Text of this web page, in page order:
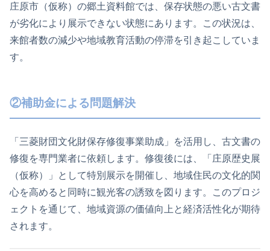
庄原市（仮称）の郷土資料館では、保存状態の悪い古文書
が劣化により展示できない状態にあります。この状況は、
来館者数の減少や地域教育活動の停滞を引き起こしていま
す。
②補助金による問題解決
「三菱財団文化財保存修復事業助成」を活用し、古文書の
修復を専門業者に依頼します。修復後には、「庄原歴史展
（仮称）」として特別展示を開催し、地域住民の文化的関
心を高めると同時に観光客の誘致を図ります。このプロジ
ェクトを通じて、地域資源の価値向上と経済活性化が期待
されます。